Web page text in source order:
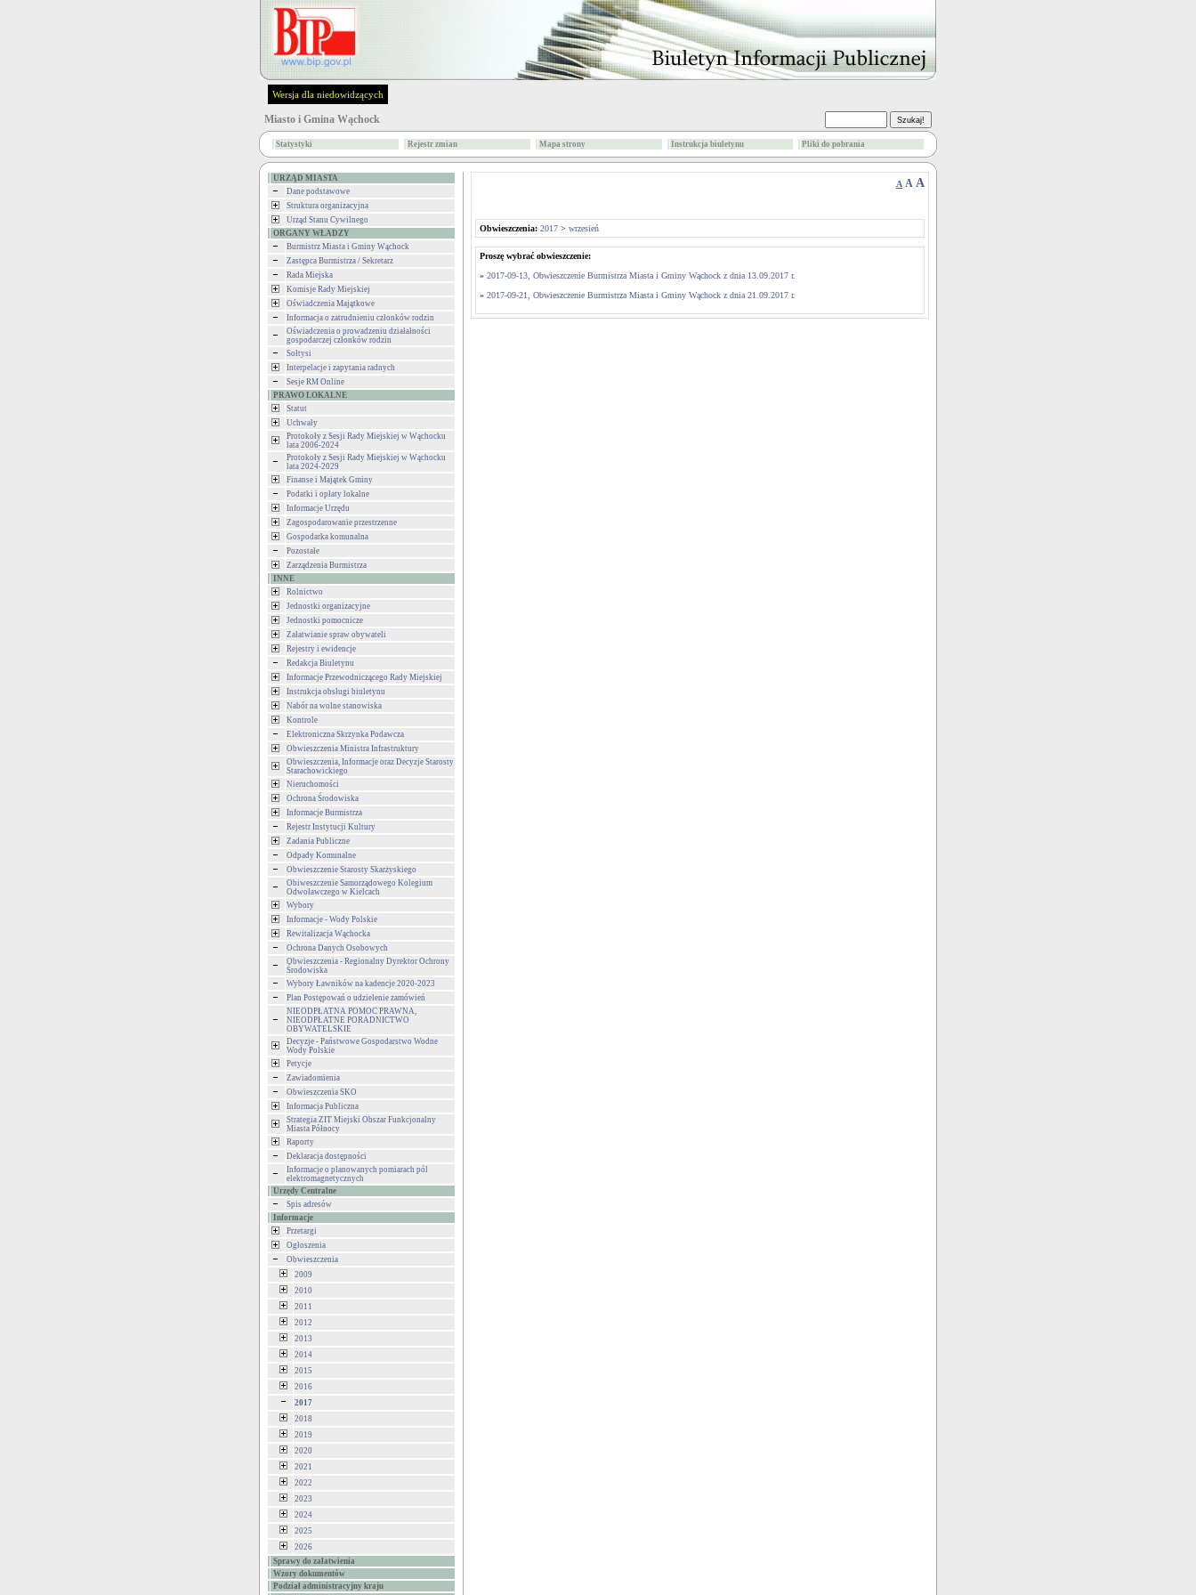
Wersja dla niedowidzących
Miasto i Gmina Wąchock
Statystyki Rejestr zmian Mapa strony Instrukcja biuletynu Pliki do pobrania
URZĄD MIASTA
Dane podstawowe
Struktura organizacyjna
Urząd Stanu Cywilnego
ORGANY WŁADZY
Burmistrz Miasta i Gminy Wąchock
Zastępca Burmistrza / Sekretarz
Rada Miejska
Komisje Rady Miejskiej
Oświadczenia Majątkowe
Informacja o zatrudnieniu członków rodzin
Oświadczenia o prowadzeniu działalności
gospodarczej członków rodzin
Sołtysi
Interpelacje i zapytania radnych
Sesje RM Online
PRAWO LOKALNE
Statut
Uchwały
Protokoły z Sesji Rady Miejskiej w Wąchocku
lata 2006-2024
Protokoły z Sesji Rady Miejskiej w Wąchocku
lata 2024-2029
Finanse i Majątek Gminy
Podatki i opłaty lokalne
Informacje Urzędu
Zagospodarowanie przestrzenne
Gospodarka komunalna
Pozostałe
Zarządzenia Burmistrza
INNE
Rolnictwo
Jednostki organizacyjne
Jednostki pomocnicze
Załatwianie spraw obywateli
Rejestry i ewidencje
Redakcja Biuletynu
Informacje Przewodniczącego Rady Miejskiej
Instrukcja obsługi biuletynu
Nabór na wolne stanowiska
Kontrole
Elektroniczna Skrzynka Podawcza
Obwieszczenia Ministra Infrastruktury
Obwieszczenia, Informacje oraz Decyzje Starosty
Starachowickiego
Nieruchomości
Ochrona Środowiska
Informacje Burmistrza
Rejestr Instytucji Kultury
Zadania Publiczne
Odpady Komunalne
Obwieszczenie Starosty Skarżyskiego
Obiweszczenie Samorządowego Kolegium
Odwoławczego w Kielcach
Wybory
Informacje - Wody Polskie
Rewitalizacja Wąchocka
Ochrona Danych Osobowych
Obwieszczenia - Regionalny Dyrektor Ochrony
Środowiska
Wybory Ławników na kadencje 2020-2023
Plan Postępowań o udzielenie zamówień
NIEODPŁATNA POMOC PRAWNA,
NIEODPŁATNE PORADNICTWO
OBYWATELSKIE
Decyzje - Państwowe Gospodarstwo Wodne
Wody Polskie
Petycje
Zawiadomienia
Obwieszczenia SKO
Informacja Publiczna
Strategia ZIT Miejski Obszar Funkcjonalny
Miasta Północy
Raporty
Deklaracja dostępności
Informacje o planowanych pomiarach pól
elektromagnetycznych
Urzędy Centralne
Spis adresów
Informacje
Przetargi
Ogłoszenia
Obwieszczenia
2009
2010
2011
2012
2013
2014
2015
2016
2017
2018
2019
2020
2021
2022
2023
2024
2025
2026
Sprawy do załatwienia
Wzory dokumentów
Podział administracyjny kraju
A A A
Obwieszczenia: 2017 > wrzesień
Proszę wybrać obwieszczenie:
» 2017-09-13, Obwieszczenie Burmistrza Miasta i Gminy Wąchock z dnia 13.09.2017 r.
» 2017-09-21, Obwieszczenie Burmistrza Miasta i Gminy Wąchock z dnia 21.09.2017 r.